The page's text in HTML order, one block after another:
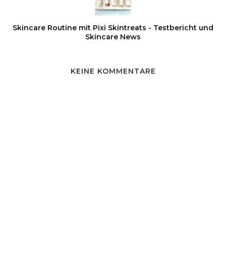
Skincare Routine mit Pixi Skintreats - Testbericht und
Skincare News
KEINE KOMMENTARE